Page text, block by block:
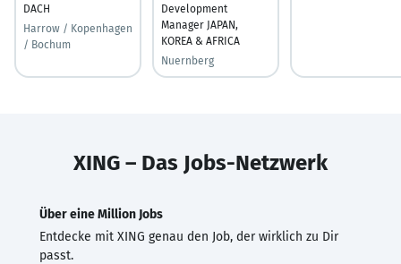
DACH
Harrow / Kopenhagen
/ Bochum
Development
Manager JAPAN,
KOREA & AFRICA
Nuernberg
XING – Das Jobs-Netzwerk
Über eine Million Jobs
Entdecke mit XING genau den Job, der wirklich zu Dir
passt.